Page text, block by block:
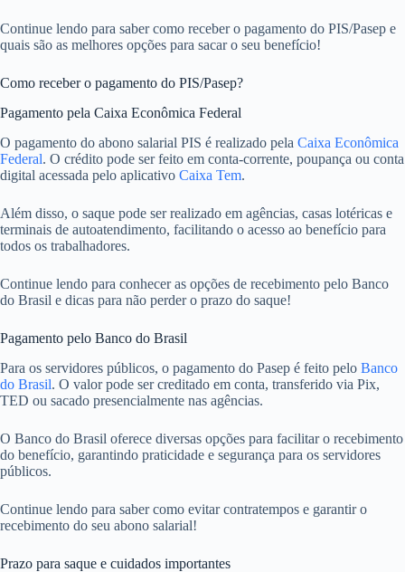
Continue lendo para saber como receber o pagamento do PIS/Pasep e
quais são as melhores opções para sacar o seu benefício!
Como receber o pagamento do PIS/Pasep?
Pagamento pela Caixa Econômica Federal
O pagamento do abono salarial PIS é realizado pela Caixa Econômica
Federal. O crédito pode ser feito em conta-corrente, poupança ou conta
digital acessada pelo aplicativo Caixa Tem.
Além disso, o saque pode ser realizado em agências, casas lotéricas e
terminais de autoatendimento, facilitando o acesso ao benefício para
todos os trabalhadores.
Continue lendo para conhecer as opções de recebimento pelo Banco
do Brasil e dicas para não perder o prazo do saque!
Pagamento pelo Banco do Brasil
Para os servidores públicos, o pagamento do Pasep é feito pelo Banco
do Brasil. O valor pode ser creditado em conta, transferido via Pix,
TED ou sacado presencialmente nas agências.
O Banco do Brasil oferece diversas opções para facilitar o recebimento
do benefício, garantindo praticidade e segurança para os servidores
públicos.
Continue lendo para saber como evitar contratempos e garantir o
recebimento do seu abono salarial!
Prazo para saque e cuidados importantes